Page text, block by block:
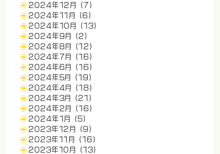
2024年12月
(7)
2024年11月
(6)
2024年10月
(13)
2024年9月
(2)
2024年8月
(12)
2024年7月
(16)
2024年6月
(16)
2024年5月
(19)
2024年4月
(18)
2024年3月
(21)
2024年2月
(16)
2024年1月
(5)
2023年12月
(9)
2023年11月
(16)
2023年10月
(13)